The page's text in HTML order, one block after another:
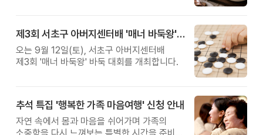
제3회 서초구 아버지센터배 '매너 바둑왕' 대회
오는 9월 12일(토), 서초구 아버지센터배
제3회 '매너 바둑왕' 바둑 대회를 개최합니다.
추석 특집 '행복한 가족 마음여행' 신청 안내
자연 속에서 몸과 마음을 쉬어가며 가족의